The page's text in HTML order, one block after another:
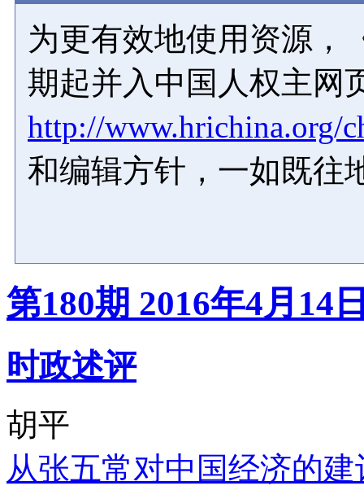
为更有效地使用资源，
期起并入中国人权主网
http://www.hrichina.org/
和编辑方针，一如既往
第180期 2016年4月14
时政述评
胡平
从张五常对中国经济的